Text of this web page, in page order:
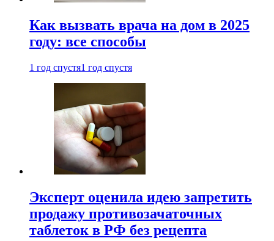
Как вызвать врача на дом в 2025
году: все способы
1 год спустя1 год спустя
Эксперт оценила идею запретить
продажу противозачаточных
таблеток в РФ без рецепта